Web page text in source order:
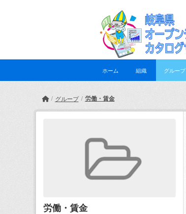
ホーム 組織 グループ
グループ 労働・賃金
労働・賃金